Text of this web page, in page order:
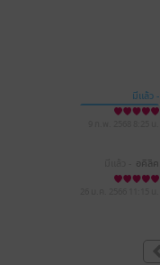
มีแล้ว -
Wasit Prombutr
อคิลิค